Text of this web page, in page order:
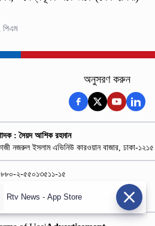
অনুসরণ করুন
: সৈয়দ আশিক রহমান
নজরুল ইসলাম এভিনিউ কারওয়ান বাজার, ঢাকা-১২১৫
২-৫৫০১৩৫১১-১৫
১৮৭৮১৮৪৩৬৯-৭০
Rtv News - App Store